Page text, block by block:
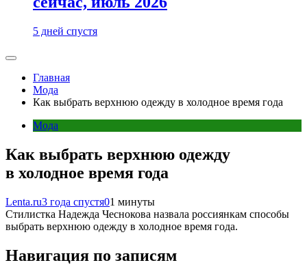
5 дней спустя
Главная
Мода
Как выбрать верхнюю одежду в холодное время года
Мода
Как выбрать верхнюю одежду
в холодное время года
Lenta.ru3 года спустя01 минуты
Стилистка Надежда Чеснокова назвала россиянкам способы
выбрать верхнюю одежду в холодное время года.
Навигация по записям